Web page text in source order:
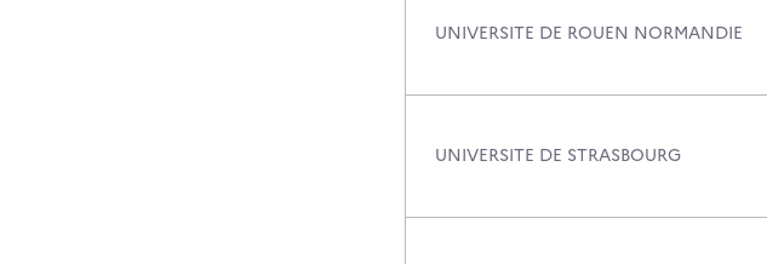
UNIVERSITE DE ROUEN NORMANDIE
UNIVERSITE DE STRASBOURG